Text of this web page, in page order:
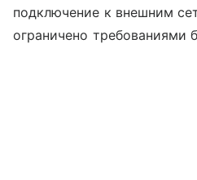
подключение к внешним
ограничено требованиями